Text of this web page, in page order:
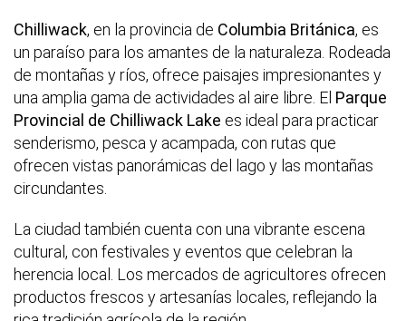
Chilliwack, en la provincia de Columbia Británica, es
un paraíso para los amantes de la naturaleza. Rodeada
de montañas y ríos, ofrece paisajes impresionantes y
una amplia gama de actividades al aire libre. El Parque
Provincial de Chilliwack Lake es ideal para practicar
senderismo, pesca y acampada, con rutas que
ofrecen vistas panorámicas del lago y las montañas
circundantes.
La ciudad también cuenta con una vibrante escena
cultural, con festivales y eventos que celebran la
herencia local. Los mercados de agricultores ofrecen
productos frescos y artesanías locales, reflejando la